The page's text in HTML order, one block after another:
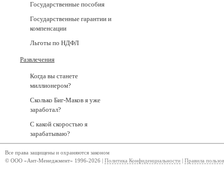
Государственные пособия
Государственные гарантии и
компенсации
Льготы по НДФЛ
Развлечения
Когда вы станете
миллионером?
Сколько Биг-Маков я уже
заработал?
С какой скоростью я
зарабатываю?
Все права защищены и охраняются законом
© ООО «Ант-Менеджмент» 1996-2026 | Политика Конфиденциальности Правила